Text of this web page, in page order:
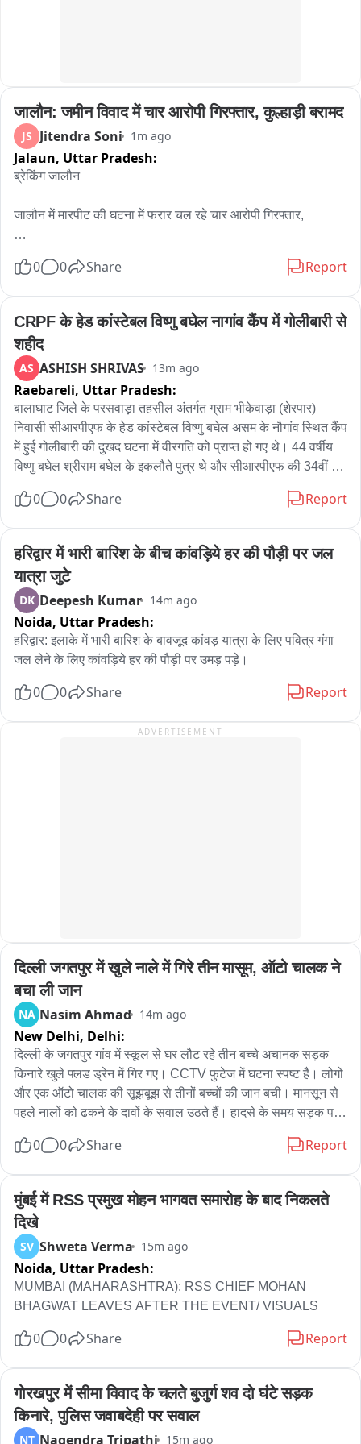
जालौन: जमीन विवाद में चार आरोपी गिरफ्तार, कुल्हाड़ी बरामद
JS Jitendra Soni 1m ago
Jalaun, Uttar Pradesh:
ब्रेकिंग जालौन
जालौन में मारपीट की घटना में फरार चल रहे चार आरोपी गिरफ्तार,
आरोपियों ने दूसरे पक्ष पर कुल्हाड़ी से जानलेवा हमला कर की थी मारपीट,
पुलिस ने बाबूराम, दीपक, उदयभान और प्रदीप को गिरफ्तार करते हुए भेजा
जेल,
जालौन की कदौरा थाना पुलिस ने कान्हाखेड़ा मोड़ से की गिरफ्तारी।
0 0 Share Report
CRPF के हेड कांस्टेबल विष्णु बघेल नागांव कैंप में गोलीबारी से
शहीद
AS ASHISH SHRIVAS 13m ago
Raebareli, Uttar Pradesh:
बालाघाट जिले के परसवाड़ा तहसील अंतर्गत ग्राम भीकेवाड़ा (शेरपार)
निवासी सीआरपीएफ के हेड कांस्टेबल विष्णु बघेल असम के नौगांव स्थित कैंप
में हुई गोलीबारी की दुखद घटना में वीरगति को प्राप्त हो गए थे। 44 वर्षीय
विष्णु बघेल श्रीराम बघेल के इकलौते पुत्र थे और सीआरपीएफ की 34वीं
नौगांव कैंप में गेट गार्ड ड्यूटी पर तैनात ASI बलानी प्रेमावरम ने गार्ड रूम से
इंसास राइफल उठाकर क्वार्टर गार्ड में अचानक फायरिंग शुरू कर दी। इस
दौरान विष्णु बघेल के पेट में गोली लगी। उन्हें तत्काल अस्पताल ले जाया गया,
लेकिन उपचार के दौरान उन्होंने दम तोड़ दिया। घटना के बाद आरोपी ASI
बैरक पहुंचा, जहां उसने फिर गोलीबारी की। इस हमले में SI राम नवल सिंह
यादव की मौके पर ही मौत हो गई, जबकि ASI माने गोबिंद के पैर में गोली
लगने से वे घायल हो गए। बाद में आरोपी ASI ने उसी राइफल से स्वयं को
की लहर दौड़ गई थी। शहीद विष्णु बघेल का तिरंगे में लिपटा पार्थिव शरीर
के लिए क्षेत्र के कई जनप्रतिनिधि और हजारों की संख्या में लोग पहुंचे।
0 0 Share Report
हरिद्वार में भारी बारिश के बीच कांवड़िये हर की पौड़ी पर जल
यात्रा जुटे
DK Deepesh Kumar 14m ago
Noida, Uttar Pradesh:
हरिद्वार: इलाके में भारी बारिश के बावजूद कांवड़ यात्रा के लिए पवित्र गंगा
जल लेने के लिए कांवड़िये हर की पौड़ी पर उमड़ पड़े।
0 0 Share Report
ADVERTISEMENT
दिल्ली जगतपुर में खुले नाले में गिरे तीन मासूम, ऑटो चालक ने
बचा ली जान
NA Nasim Ahmad 14m ago
New Delhi, Delhi:
दिल्ली के जगतपुर गांव में स्कूल से घर लौट रहे तीन बच्चे अचानक सड़क
किनारे खुले फ्लड ड्रेन में गिर गए। CCTV फुटेज में घटना स्पष्ट है। लोगों
और एक ऑटो चालक की सूझबूझ से तीनों बच्चों की जान बची। मानसून से
पहले नालों को ढकने के दावों के सवाल उठते हैं। हादसे के समय सड़क पर
प्रशासन की तैयारी पर सवाल उठते हैं क्योंकि राजधानी में कई फ्लड ड्रेन
दुर्घटना टल गई।
0 0 Share Report
मुंबई में RSS प्रमुख मोहन भागवत समारोह के बाद निकलते
दिखे
SV Shweta Verma 15m ago
Noida, Uttar Pradesh:
MUMBAI (MAHARASHTRA): RSS CHIEF MOHAN
BHAGWAT LEAVES AFTER THE EVENT/ VISUALS
0 0 Share Report
गोरखपुर में सीमा विवाद के चलते बुजुर्ग शव दो घंटे सड़क
किनारे, पुलिस जवाबदेही पर सवाल
NT Nagendra Tripathi 15m ago